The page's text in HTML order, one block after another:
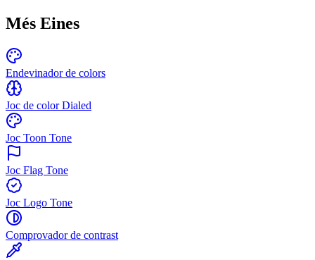
Més Eines
Endevinador de colors
Joc de color Dialed
Joc Toon Tone
Joc Flag Tone
Joc Logo Tone
Comprovador de contrast